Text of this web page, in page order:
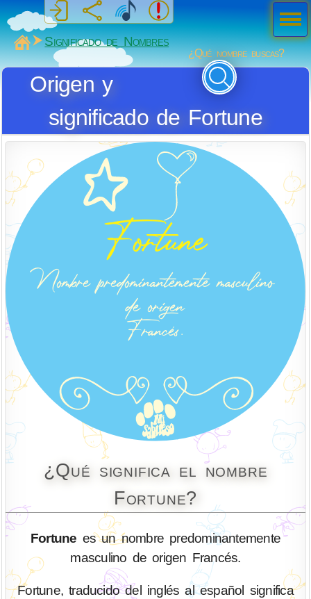
MiSabueso
Significado de Nombres
¿Qué nombre buscas?
Origen y
significado de Fortune
¿Qué significa el nombre
Fortune?
Fortune es un nombre predominantemente
masculino de origen Francés.
Fortune, traducido del inglés al español significa
Men
ú